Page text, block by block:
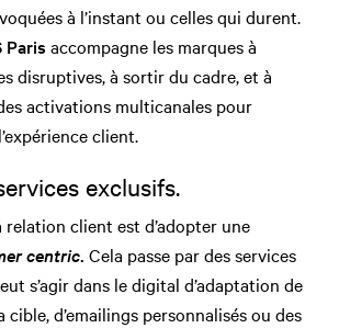
à l’instant ou celles qui durent.
Paris accompagne les marques à
disruptives, à sortir du cadre, et à
activations multicanales pour
client.
exclusifs.
relation client est d’adopter une
centric. Cela passe par des services
s’agir dans le digital d’adaptation de
d’emailings personnalisés ou des